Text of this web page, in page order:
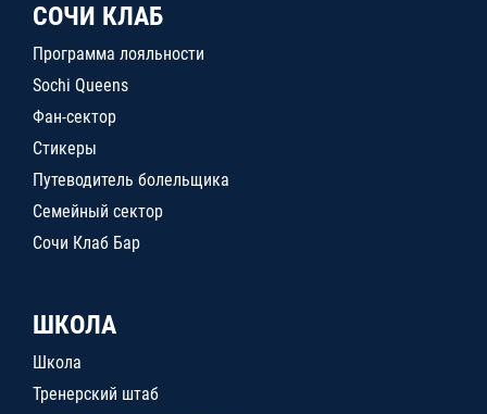
СОЧИ КЛАБ
Программа лояльности
Sochi Queens
Фан-сектор
Стикеры
Путеводитель болельщика
Семейный сектор
Сочи Клаб Бар
ШКОЛА
Школа
Тренерский штаб